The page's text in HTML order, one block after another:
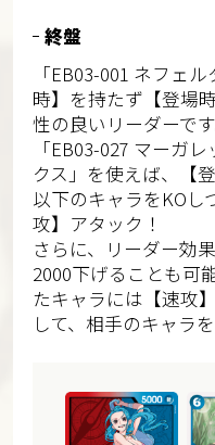
終盤
「EB03-001 ネフェ
時】を持たず【登場
性の良いリーダーです
「EB03-027 マーガ
クス」を使えば、【
以下のキャラをKOし
攻】アタック！
さらに、リーダー効
2000下げることも可
たキャラには【速攻
して、相手のキャラ